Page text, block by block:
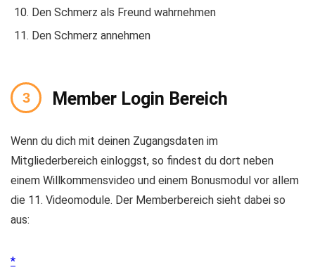
Den Schmerz als Freund wahrnehmen
Den Schmerz annehmen
Member Login Bereich
Wenn du dich mit deinen Zugangsdaten im
Mitgliederbereich einloggst, so findest du dort neben
einem Willkommensvideo und einem Bonusmodul vor allem
die 11. Videomodule. Der Memberbereich sieht dabei so
aus: